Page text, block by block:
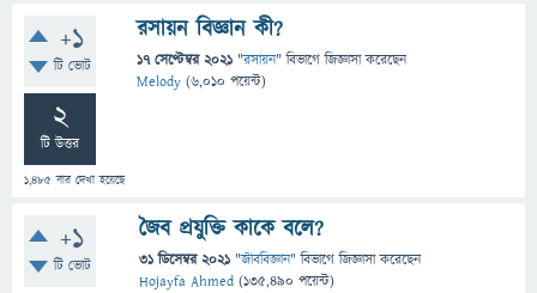
+1
টি ভোট
2
টি উত্তর
1,485 বার দেখা হয়েছে
রসায়ন বিজ্ঞান কী?
17 সেপ্টেম্বর 2021 "রসায়ন" বিভাগে জিজ্ঞাসাকরেছেন
Melody (6,010 পয়েন্ট)
+1
টি ভোট
জৈব প্রযুক্তি কাকে বলে?
31 ডিসেম্বর 2021 "জীববিজ্ঞান" বিভাগে জিজ্ঞাসাকরেছেন
Hojayfa Ahmed (135,490 পয়েন্ট)